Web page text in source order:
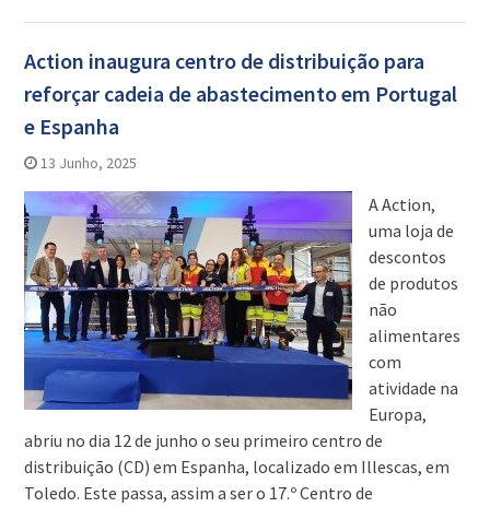
Action inaugura centro de distribuição para
reforçar cadeia de abastecimento em Portugal
e Espanha
13 Junho, 2025
A Action,
uma loja de
descontos
de produtos
não
alimentares
com
atividade na
Europa,
abriu no dia 12 de junho o seu primeiro centro de
distribuição (CD) em Espanha, localizado em Illescas, em
Toledo. Este passa, assim a ser o 17.º Centro de